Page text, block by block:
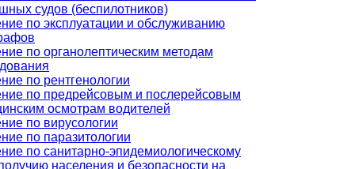
судов (беспилотников)
по эксплуатации и обслуживанию
по органолептическим методам
по рентгенологии
по предрейсовым и послерейсовым
осмотрам водителей
по вирусологии
по паразитологии
по санитарно-эпидемиологическому
населения и безопасности на